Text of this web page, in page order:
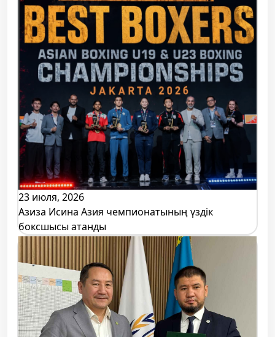
23 июля, 2026
Азиза Исина Азия чемпионатының үздік
боксшысы атанды